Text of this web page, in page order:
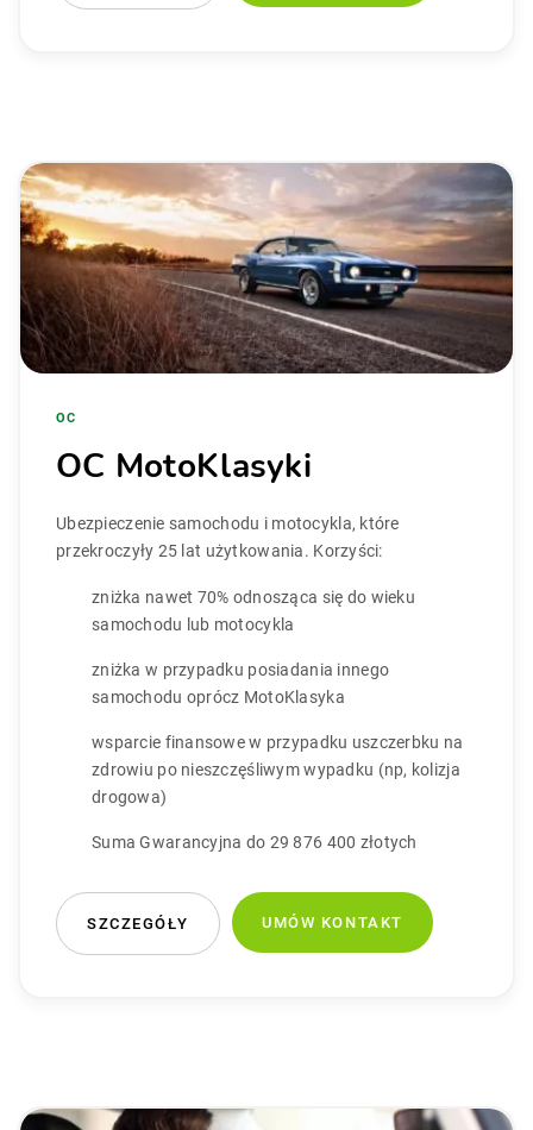
OC
OC MotoKlasyki
Ubezpieczenie samochodu i motocykla, które
przekroczyły 25 lat użytkowania. Korzyści:
zniżka nawet 70% odnosząca się do wieku
samochodu lub motocykla
zniżka w przypadku posiadania innego
samochodu oprócz MotoKlasyka
wsparcie finansowe w przypadku uszczerbku na
zdrowiu po nieszczęśliwym wypadku (np, kolizja
drogowa)
Suma Gwarancyjna do 29 876 400 złotych
SZCZEGÓŁY UMÓW KONTAKT